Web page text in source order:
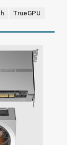
TrueGPU